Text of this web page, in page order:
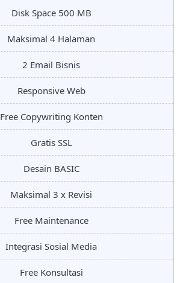
Disk Space 500 MB
Maksimal 4 Halaman
2 Email Bisnis
Responsive Web
Free Copywriting Konten
Gratis SSL
Desain BASIC
Maksimal 3 x Revisi
Free Maintenance
Integrasi Sosial Media
Free Konsultasi